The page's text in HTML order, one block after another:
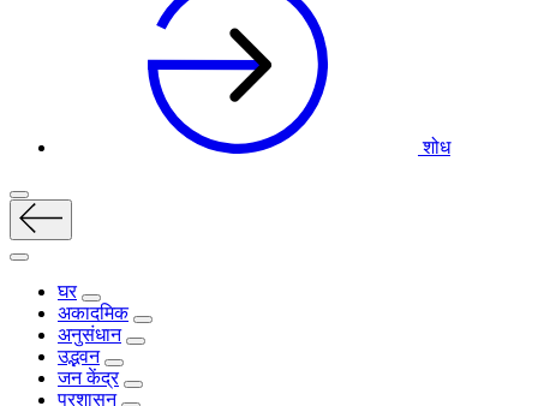
शोध
घर
अकादमिक
अनुसंधान
उद्भवन
जन केंद्र
प्रशासन